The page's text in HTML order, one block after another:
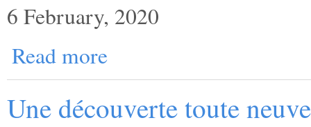
6 February, 2020
Read more
Une découverte toute